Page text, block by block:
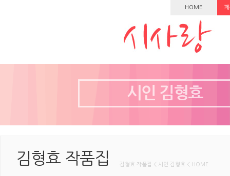
HOME
시인 김형효
김형효 작품집 김형효 작품집 < 시인 김형효 < HOME